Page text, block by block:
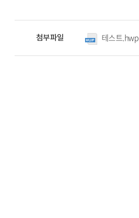
첨부파일 테스트.hwp